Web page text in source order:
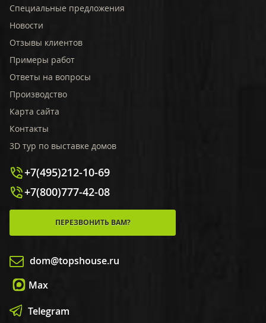
Специальные предложения
Новости
Отзывы клиентов
Примеры работ
Ответы на вопросы
Производство
Карта сайта
Контакты
3D тур по выставке домов
+7(495)212-10-69
+7(800)777-42-08
ПЕРЕЗВОНИТЬ ВАМ?
dom@topshouse.ru
Max
Telegram